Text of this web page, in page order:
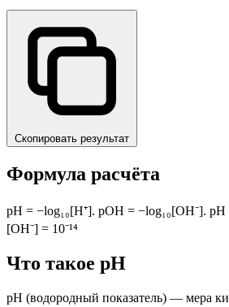
Скопировать результат
Формула расчёта
pH = −log₁₀[H⁺]. pOH = −log₁₀[OH⁻].
[OH⁻] = 10⁻¹⁴
Что такое pH
pH (водородный показатель) — мера